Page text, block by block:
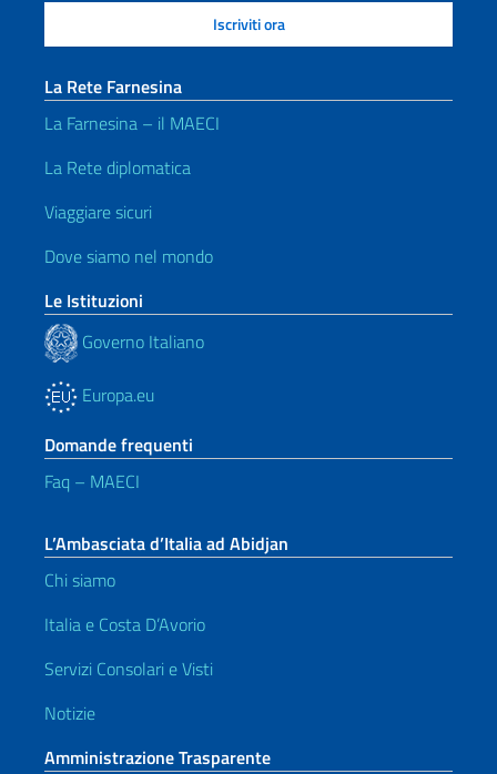
La Rete Farnesina
La Farnesina – il MAECI
La Rete diplomatica
Viaggiare sicuri
Dove siamo nel mondo
Le Istituzioni
Governo Italiano
Europa.eu
Domande frequenti
Faq – MAECI
L’Ambasciata d’Italia ad Abidjan
Chi siamo
Italia e Costa D’Avorio
Servizi Consolari e Visti
Notizie
Amministrazione Trasparente